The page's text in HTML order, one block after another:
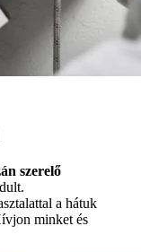
szerelő
a hátuk
minket és